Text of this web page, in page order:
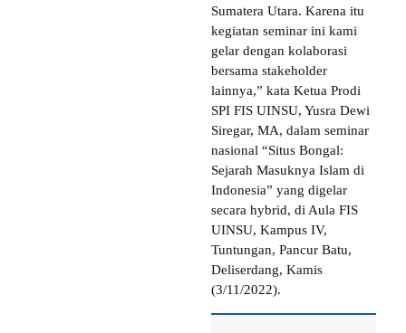
Sumatera Utara. Karena itu
kegiatan seminar ini kami
gelar dengan kolaborasi
bersama stakeholder
lainnya,” kata Ketua Prodi
SPI FIS UINSU, Yusra Dewi
Siregar, MA, dalam seminar
nasional “Situs Bongal:
Sejarah Masuknya Islam di
Indonesia” yang digelar
secara hybrid, di Aula FIS
UINSU, Kampus IV,
Tuntungan, Pancur Batu,
Deliserdang, Kamis
(3/11/2022).